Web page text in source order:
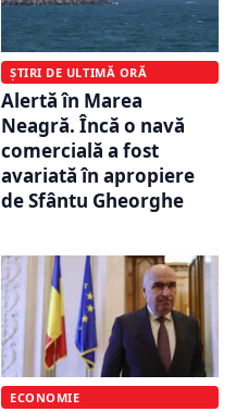
ȘTIRI DE ULTIMĂ ORĂ
Alertă în Marea
Neagră. Încă o navă
comercială a fost
avariată în apropiere
de Sfântu Gheorghe
ECONOMIE